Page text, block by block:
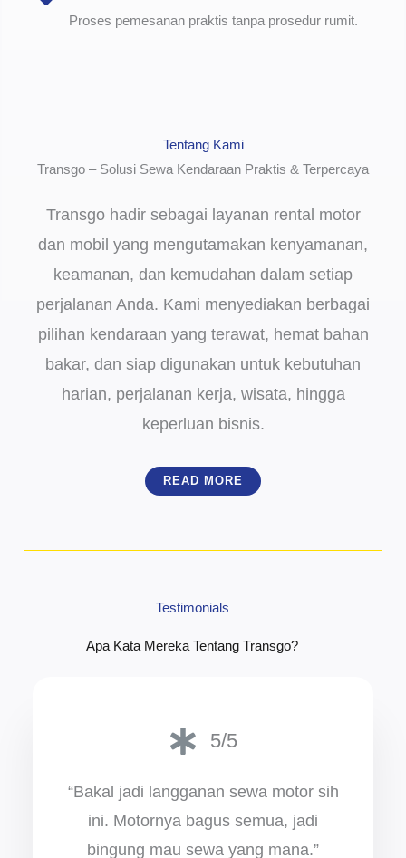
Proses pemesanan praktis tanpa prosedur rumit.
Tentang Kami
Transgo – Solusi Sewa Kendaraan Praktis & Terpercaya
Transgo hadir sebagai layanan rental motor
dan mobil yang mengutamakan kenyamanan,
keamanan, dan kemudahan dalam setiap
perjalanan Anda. Kami menyediakan berbagai
pilihan kendaraan yang terawat, hemat bahan
bakar, dan siap digunakan untuk kebutuhan
harian, perjalanan kerja, wisata, hingga
keperluan bisnis.
READ MORE
Testimonials
Apa Kata Mereka Tentang Transgo?
5/5
“Bakal jadi langganan sewa motor sih
ini. Motornya bagus semua, jadi
bingung mau sewa yang mana.”